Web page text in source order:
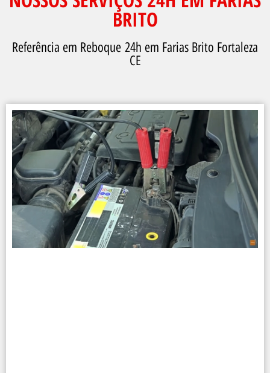
BRITO
Referência em Reboque 24h em Farias Brito Fortaleza
CE